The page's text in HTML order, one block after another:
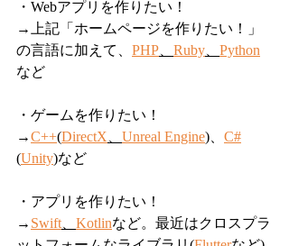
・Webアプリを作りたい！
→上記「ホームページを作りたい！」
の言語に加えて、 PHP Ruby
Python
など
・ゲームを作りたい！
→C++(DirectX Unreal Engine)、 C#
(Unity)など
・アプリを作りたい！
→ Swift Kotlinなど。最近はクロスプラ